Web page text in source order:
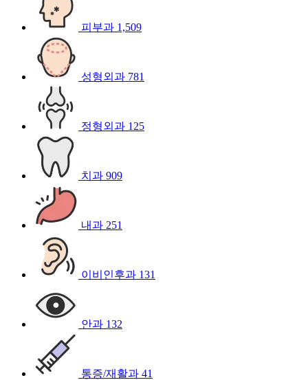
피부과 1,509
성형외과 781
정형외과 125
치과 909
내과 251
이비인후과 131
안과 132
통증/재활과 41